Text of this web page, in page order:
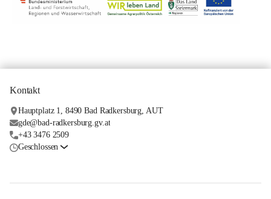
Kontakt
Hauptplatz 1, 8490 Bad Radkersburg, AUT
gde@bad-radkersburg.gv.at
+43 3476 2509
Geschlossen